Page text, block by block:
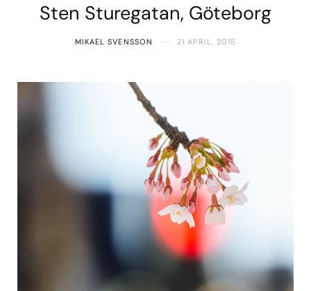
Sten Sturegatan, Göteborg
MIKAEL SVENSSON 21 APRIL, 2015